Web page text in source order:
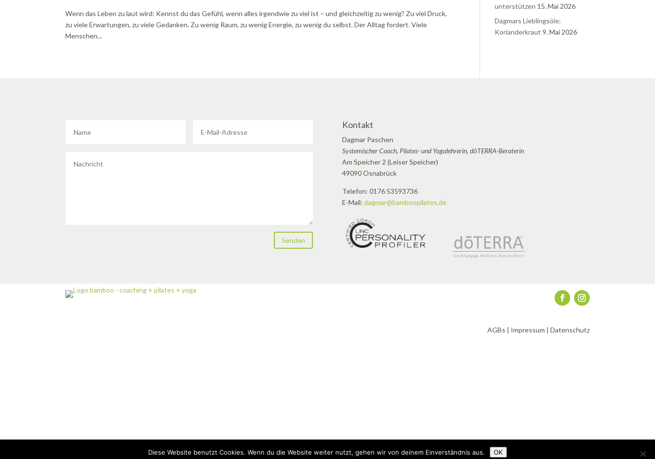
Wenn das Leben zu laut wird: Kennst du das Gefühl, wenn alles irgendwie zu viel ist – und gleichzeitig zu wenig? Zu viel Druck,
zu viele Erwartungen, zu viele Gedanken. Zu wenig Raum, zu wenig Energie, zu wenig du selbst. Der Alltag fordert. Viele
Menschen...
unterstützen 15. Mai 2026
Dagmars Lieblingsöle:
Korianderkraut 9. Mai 2026
Senden
Kontakt
Dagmar Paschen
Systemischer Coach, Pilates- und Yogalehrerin, dōTERRA-Beraterin
Am Speicher 2 (Leiser Speicher)
49090 Osnabrück
Telefon: 0176 53593736
E-Mail: dagmar@bamboopilates.de
AGBs | Impressum | Datenschutz
Diese Website benutzt Cookies. Wenn du die Website weiter nutzt, gehen wir von deinem Einverständnis aus. OK